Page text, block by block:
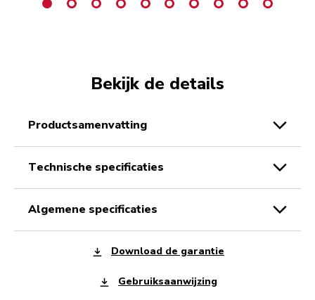
Bekijk de details
productsamenvatting
technische specificaties
algemene specificaties
Download de garantie
Gebruiksaanwijzing